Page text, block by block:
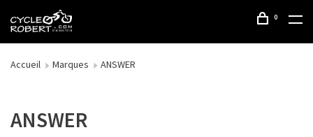
0
Accueil Marques ANSWER
ANSWER